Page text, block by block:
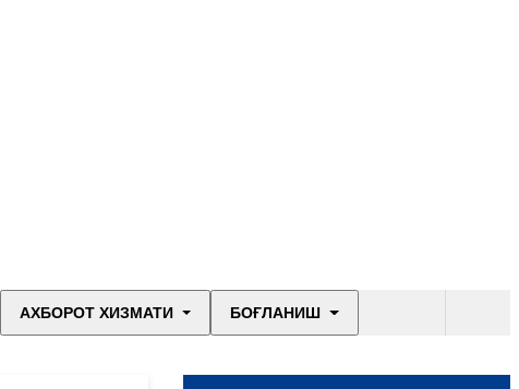
АХБОРОТ ХИЗМАТИ БОҒЛАНИШ